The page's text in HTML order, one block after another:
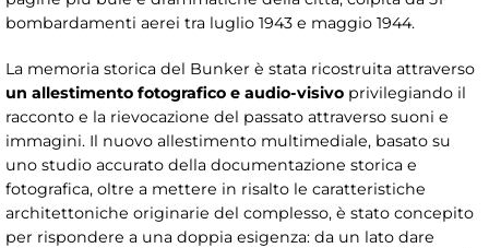
bombardamenti aerei tra luglio 1943 e maggio 1944.
La memoria storica del Bunker è stata ricostruita attraverso
un allestimento fotografico e audio-visivo privilegiando il
racconto e la rievocazione del passato attraverso suoni e
immagini. Il nuovo allestimento multimediale, basato su
uno studio accurato della documentazione storica e
fotografica, oltre a mettere in risalto le caratteristiche
architettoniche originarie del complesso, è stato concepito
per rispondere a una doppia esigenza: da un lato dare